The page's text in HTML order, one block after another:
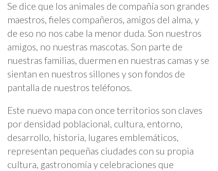
Se dice que los animales de compañía son grandes
maestros, fieles compañeros, amigos del alma, y
de eso no nos cabe la menor duda. Son nuestros
amigos, no nuestras mascotas. Son parte de
nuestras familias, duermen en nuestras camas y se
sientan en nuestros sillones y son fondos de
pantalla de nuestros teléfonos.
Este nuevo mapa con once territorios son claves
por densidad poblacional, cultura, entorno,
desarrollo, historia, lugares emblemáticos,
representan pequeñas ciudades con su propia
cultura, gastronomía y celebraciones que